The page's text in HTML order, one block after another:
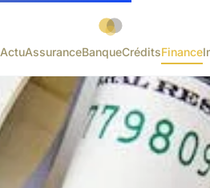
ActuAssuranceBanqueCréditsFinance